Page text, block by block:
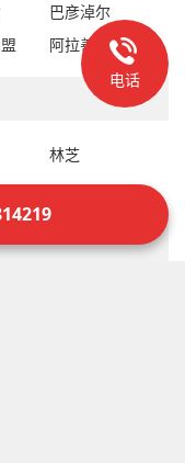
巴彦淖尔
阿拉善盟
林芝
电话